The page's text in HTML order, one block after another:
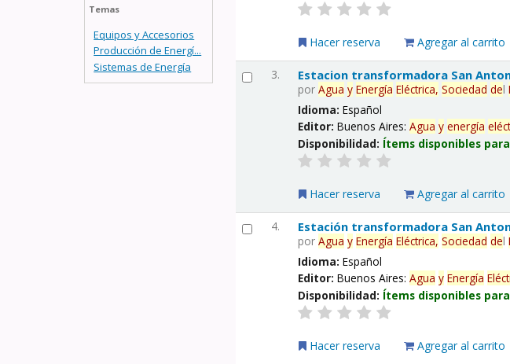
Temas
Equipos y Accesorios
Producción de Energí...
Sistemas de Energía
Hacer reserva Agregar al carrito
3. Estacion transformadora San
porAgua y Energía Eléctrica, Sociedad del
Idioma:Español
Editor:Buenos Aires:Agua y energía
Disponibilidad: Ítems disponibles
Hacer reserva Agregar al carrito
4. Estación transformadora San
porAgua y Energía Eléctrica, Sociedad del
Idioma:Español
Editor:Buenos Aires:Agua y Energía
Disponibilidad: Ítems disponibles
Hacer reserva Agregar al carrito